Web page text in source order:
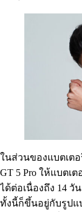
ในส่วนของแบตเตอ
GT 5 Pro ให้แบตเ
ได้ต่อเนื่องถึง 14
ทั้งนี้ก็ขึ้นอยู่กับรูปแ